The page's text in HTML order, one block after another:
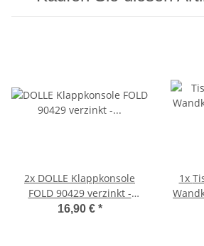
2x DOLLE Klappkonsole
FOLD 90429 verzinkt -
Klappenaussteller -
16,90 € *
1x